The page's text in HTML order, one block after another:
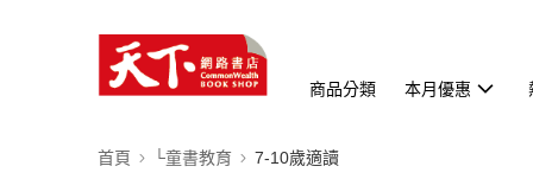
商品分類 本月優惠
首頁 └童書教育 7-10歲適讀